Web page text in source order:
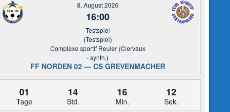
8. August 2026
16:00
Testspiel
(Testspiel)
Complexe sportif Reuler (Clervaux
- synth.)
FF NORDEN 02 — CS GREVENMACHER
01
Tage
14
Std.
16
Min.
10
Sek.